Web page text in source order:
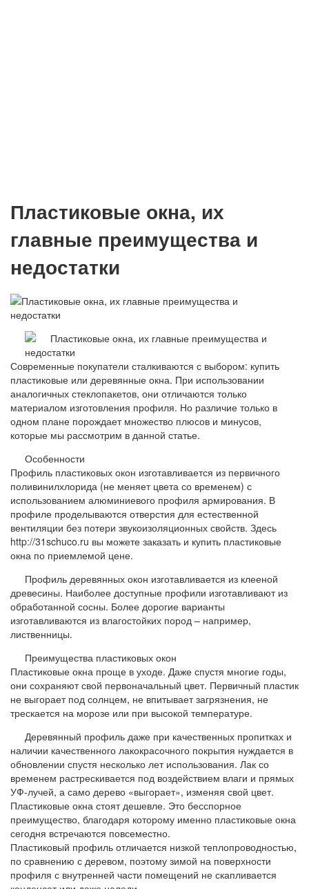
Пластиковые окна, их
главные преимущества и
недостатки
Современные покупатели сталкиваются с выбором: купить
пластиковые или деревянные окна. При использовании
аналогичных стеклопакетов, они отличаются только
материалом изготовления профиля. Но различие только в
одном плане порождает множество плюсов и минусов,
которые мы рассмотрим в данной статье.
Особенности
Профиль пластиковых окон изготавливается из первичного
поливинилхлорида (не меняет цвета со временем) с
использованием алюминиевого профиля армирования. В
профиле проделываются отверстия для естественной
вентиляции без потери звукоизоляционных свойств. Здесь
http://31schuco.ru вы можете заказать и купить пластиковые
окна по приемлемой цене.
Профиль деревянных окон изготавливается из клееной
древесины. Наиболее доступные профили изготавливают из
обработанной сосны. Более дорогие варианты
изготавливаются из влагостойких пород – например,
лиственницы.
Преимущества пластиковых окон
Пластиковые окна проще в уходе. Даже спустя многие годы,
они сохраняют свой первоначальный цвет. Первичный пластик
не выгорает под солнцем, не впитывает загрязнения, не
трескается на морозе или при высокой температуре.
Деревянный профиль даже при качественных пропитках и
наличии качественного лакокрасочного покрытия нуждается в
обновлении спустя несколько лет использования. Лак со
временем растрескивается под воздействием влаги и прямых
УФ-лучей, а само дерево «выгорает», изменяя свой цвет.
Пластиковые окна стоят дешевле. Это бесспорное
преимущество, благодаря которому именно пластиковые окна
сегодня встречаются повсеместно.
Пластиковый профиль отличается низкой теплопроводностью,
по сравнению с деревом, поэтому зимой на поверхности
профиля с внутренней части помещений не скапливается